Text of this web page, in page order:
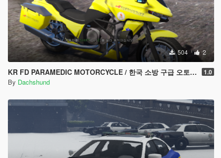
504 2
KR FD PARAMEDIC MOTORCYCLE / 한국 소방 구급 오토바이 1.0
By Dachshund